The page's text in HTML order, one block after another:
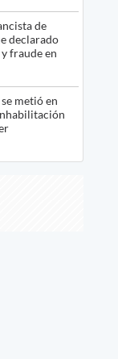
de
declarado
fraude en
metió en